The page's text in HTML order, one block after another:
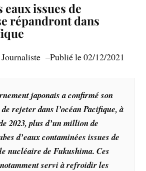
issues de
répandront dans
Journaliste –Publié le 02/12/2021
japonais a confirmé son
rejeter dans l’océan Pacifique, à
2023, plus d’un million de
d’eaux contaminées issues de
nucléaire de Fukushima. Ces
servi à refroidir les